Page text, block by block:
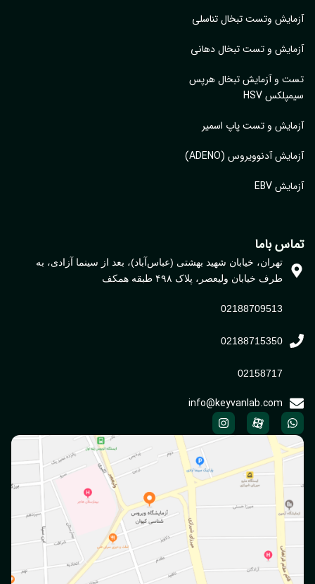
آزمایش وتست تبخال تناسلی
آزمایش و تست تبخال دهانی
تست و آزمایش تبخال هرپس
سیمپلکس HSV
آزمایش و تست پاپ اسمیر
آزمایش آدنوویروس (ADENO)
آزمایش EBV
تماس باما
تهران، خیابان شهید بهشتی (عباس‌آباد)، بعد از سینما آزادی، به
طرف خیابان ولیعصر، پلاک ۴۹۸ طبقه همکف
02188709513
02188715350
02158717
info@keyvanlab.com